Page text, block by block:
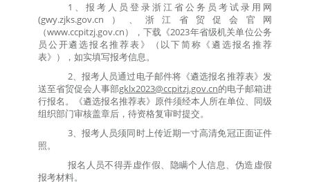
1、 报考人员登录浙江省公务员考试录用网
(gwy.zjks.gov.cn）、 浙江省贸促会官 网
（www.ccpitzj.gov.cn），下载《2023年省级机关单位公务
员公开遴选报名推荐表》（以下简称《遴选报名推荐
表》） ， 如实填写报考信息。
2、报考人员通过电子邮件将《遴选报名推荐表》发
送至省贸促会人事部gklx2023@ccpitzj.gov.cn的电子邮箱进
行报名。 《遴选报名推荐表》 原件须经本人所在单位、同级
组织部门审核盖章后，待资格复审时提交。
3、报考人员须同时上传近期一寸高清免冠正面证件
照。
报名人员不得弄虚作假、隐瞒个人信息、伪造虚假
报考材料。